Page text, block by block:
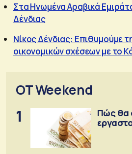
Στα Ηνωμένα Αραβικά
Δένδιας
Νίκος Δένδιας: Επιθυμούμε
οικονομικών σχέσεων με το
OT Weekend
1
Πώς θα